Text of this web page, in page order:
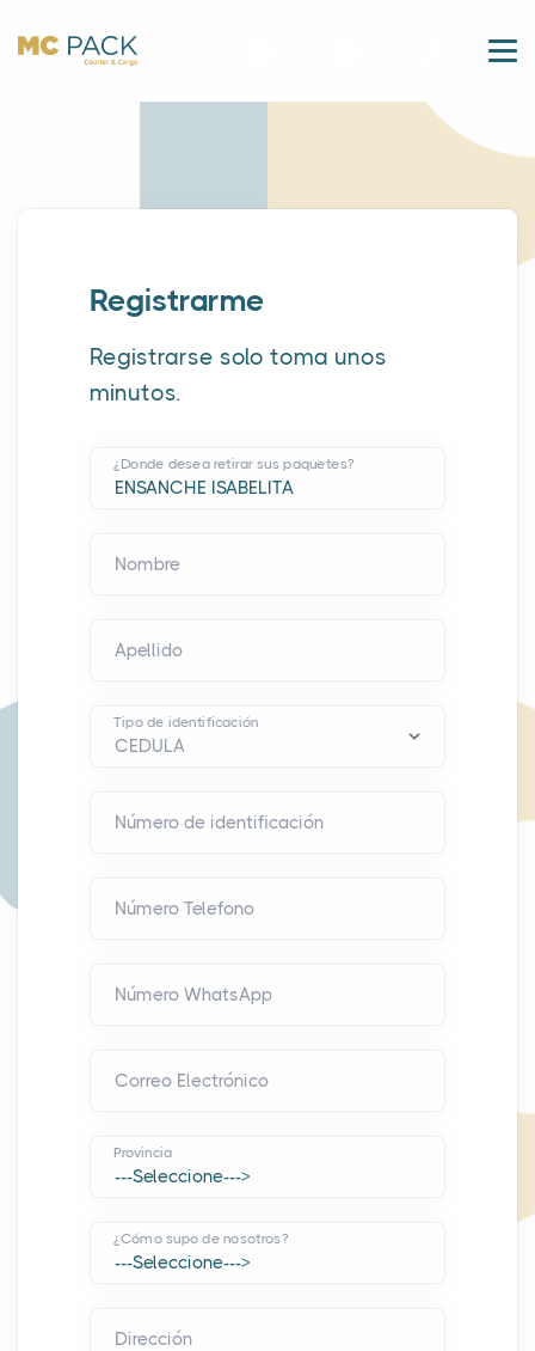
Registrarme
Registrarse solo toma unos
minutos.
¿Donde desea retirar sus paquetes?
Nombre
Apellido
Tipo de identificación
Número de identificación
Número Telefono
Número WhatsApp
Correo Electrónico
Provincia
¿Cómo supo de nosotros?
Dirección